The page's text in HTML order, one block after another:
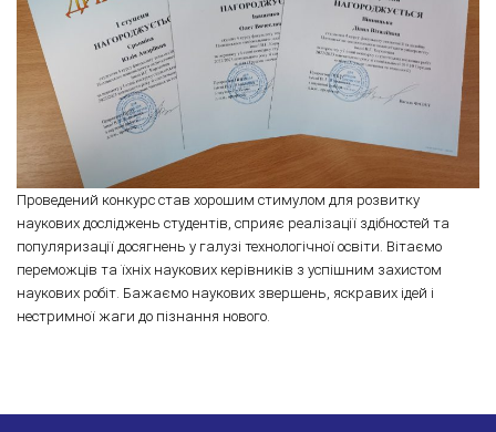
Проведений конкурс став хорошим стимулом для розвитку
наукових досліджень студентів, сприяє реалізації здібностей та
популяризації досягнень у галузі технологічної освіти. Вітаємо
переможців та їхніх наукових керівників з успішним захистом
наукових робіт. Бажаємо наукових звершень, яскравих ідей і
нестримної жаги до пізнання нового.